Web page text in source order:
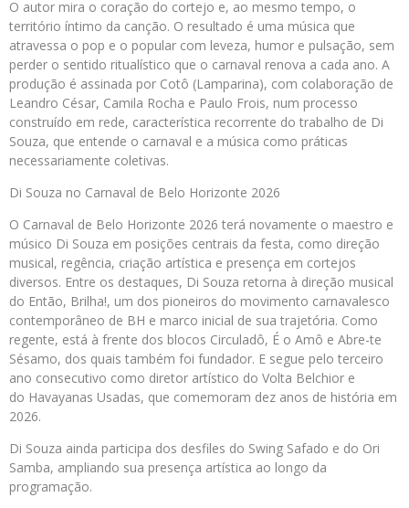
O autor mira o coração do cortejo e, ao mesmo tempo, o
território íntimo da canção. O resultado é uma música que
atravessa o pop e o popular com leveza, humor e pulsação, sem
perder o sentido ritualístico que o carnaval renova a cada ano. A
produção é assinada por Cotô (Lamparina), com colaboração de
Leandro César, Camila Rocha e Paulo Frois, num processo
construído em rede, característica recorrente do trabalho de Di
Souza, que entende o carnaval e a música como práticas
necessariamente coletivas.
Di Souza no Carnaval de Belo Horizonte 2026
O Carnaval de Belo Horizonte 2026 terá novamente o maestro e
músico Di Souza em posições centrais da festa, como direção
musical, regência, criação artística e presença em cortejos
diversos. Entre os destaques, Di Souza retorna à direção musical
do Então, Brilha!, um dos pioneiros do movimento carnavalesco
contemporâneo de BH e marco inicial de sua trajetória. Como
regente, está à frente dos blocos Circuladô, É o Amô e Abre-te
Sésamo, dos quais também foi fundador. E segue pelo terceiro
ano consecutivo como diretor artístico do Volta Belchior e
do Havayanas Usadas, que comemoram dez anos de história em
2026.
Di Souza ainda participa dos desfiles do Swing Safado e do Ori
Samba, ampliando sua presença artística ao longo da
programação.